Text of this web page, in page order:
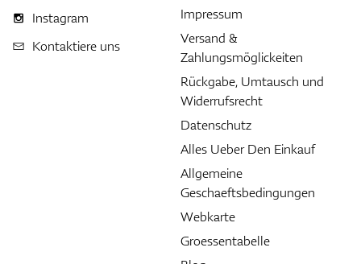
Instagram
Kontaktiere uns
Impressum
Versand &
Zahlungsmöglickeiten
Rückgabe, Umtausch und
Widerrufsrecht
Datenschutz
Alles Ueber Den Einkauf
Allgemeine
Geschaeftsbedingungen
Webkarte
Groessentabelle